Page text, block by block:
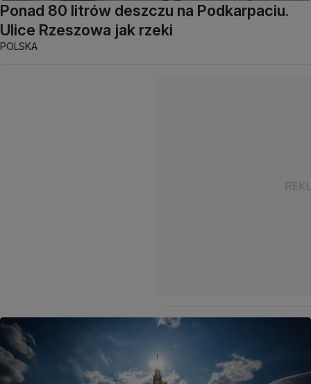
Ponad 80 litrów deszczu na Podkarpaciu.
Ulice Rzeszowa jak rzeki
POLSKA